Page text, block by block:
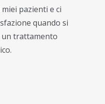
pazienti e ci
quando si
un trattamento